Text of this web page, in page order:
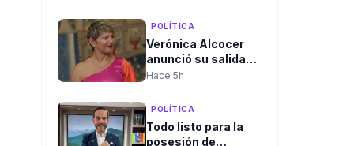
tradicional. El
discurso
presidencial sería
ante las Fuerzas
Militares, no ante el
POLÍTICA
Verónica Alcocer
anunció su salida
del país en medio de
preliminares, a un
día del cambio de
gobierno. La
Hace 5h
POLÍTICA
Todo listo para la
posesión de